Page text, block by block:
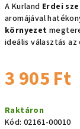
A Kurland Erdei
aromájával
környezet
ideális választás
3 905 Ft
Raktáron
Kód: 02161-00010